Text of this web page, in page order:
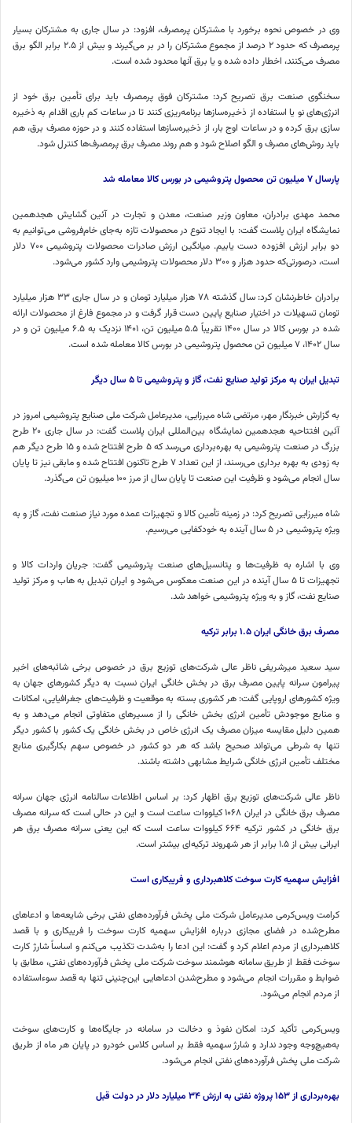
وی در خصوص نحوه برخورد با مشترکان پرمصرف، افزود: در سال جاری به مشترکان بسیار
پرمصرف که حدود ۲ درصد از مجموع مشترکان را در بر می‌گیرند و بیش از ۲.۵ برابر الگو برق
مصرف می‌کنند، اخطار داده شده و یا برق آنها محدود شده است.
سخنگوی صنعت برق تصریح کرد: مشترکان فوق پرمصرف باید برای تأمین برق خود از
انرژی‌های نو یا استفاده از ذخیره‌سازها برنامه‌ریزی کنند تا در ساعات کم باری اقدام به ذخیره
سازی برق کرده و در ساعات اوج بار، از ذخیره‌سازها استفاده کنند و در حوزه مصرف برق، هم
باید روش‌های مصرف و الگو اصلاح شود و هم روند مصرف برق پرمصرف‌ها کنترل شود.
پارسال میلیون تن محصول پتروشیمی در بورس کالا معامله شد
محمد مهدی برادران، معاون وزیر صنعت، معدن و تجارت در آئین گشایش هجدهمین
نمایشگاه ایران پلاست گفت: با ایجاد تنوع در محصولات تازه به‌جای خام‌فروشی می‌توانیم به
دو برابر ارزش افزوده دست یابیم. میانگین ارزش صادرات محصولات پتروشیمی ۷۰۰ دلار
است، درصورتی‌که حدود هزار و ۳۰۰ دلار محصولات پتروشیمی وارد کشور می‌شود.
برادران خاطرنشان کرد: سال گذشته ۷۸ هزار میلیارد تومان و در سال جاری ۳۳ هزار میلیارد
تومان تسهیلات در اختیار صنایع پایین دست قرار گرفت و در مجموع فارغ از محصولات ارائه
شده در بورس کالا در سال ۱۴۰۰ تقریباً ۵.۵ میلیون تن، ۱۴۰۱ نزدیک به ۶.۵ میلیون تن و در
سال ۱۴۰۲، ۷ میلیون تن محصول پتروشیمی در بورس کالا معامله شده است.
تبدیل ایران به مرکز تولید صنایع نفت، گاز و پتروشیمی تا سال دیگر
به گزارش خبرنگار مهر، مرتضی شاه میرزایی، مدیرعامل شرکت ملی صنایع پتروشیمی امروز در
آئین افتتاحیه هجدهمین نمایشگاه بین‌المللی ایران پلاست گفت: در سال جاری ۲۰ طرح
بزرگ در صنعت پتروشیمی به بهره‌برداری می‌رسد که ۵ طرح افتتاح شده و ۱۵ طرح دیگر هم
به زودی به بهره برداری می‌رسند، از این تعداد ۷ طرح تاکنون افتتاح شده و مابقی نیز تا پایان
سال انجام می‌شود و ظرفیت این صنعت تا پایان سال از مرز ۱۰۰ میلیون تن می‌گذرد.
شاه میرزایی تصریح کرد: در زمینه تأمین کالا و تجهیزات عمده مورد نیاز صنعت نفت، گاز و به
ویژه پتروشیمی در ۵ سال آینده به خودکفایی می‌رسیم.
وی با اشاره به ظرفیت‌ها و پتانسیل‌های صنعت پتروشیمی گفت: جریان واردات کالا و
تجهیزات تا ۵ سال آینده در این صنعت معکوس می‌شود و ایران تبدیل به
هاب و مرکز تولید
صنایع نفت، گاز و به ویژه پتروشیمی خواهد شد.
مصرف برق خانگی ایران برابر ترکیه
سید سعید میرشریفیناظر عالی شرکت‌های توزیع برق در خصوص برخی شائبه‌های اخیر
پیرامون سرانه پایین مصرف برق در بخش خانگی ایران نسبت به دیگر کشورهای جهان به
ویژه کشورهای اروپایی گفت: هر کشوری بسته به موقعیت و ظرفیت‌های جغرافیایی، امکانات
و منابع موجودش تأمین انرژی بخش خانگی را از مسیرهای متفاوتی انجام می‌دهد و به
همین دلیل مقایسه میزان مصرف یک انرژی خاص در بخش خانگی یک کشور با کشور دیگر
تنها به شرطی می‌تواند صحیح باشد که هر دو کشور در خصوص سهم بکارگیری منابع
مختلف تأمین انرژی خانگی شرایط مشابهی داشته باشند.
ناظر عالی شرکت‌های توزیع برق اظهار کرد: بر اساس اطلاعات سالنامه انرژی جهان سرانه
مصرف برق خانگی در ایران ۱۰۶۸ کیلووات ساعت است و این در حالی است که سرانه مصرف
برق خانگی در کشور ترکیه ۶۶۴ کیلووات ساعت است که این یعنی سرانه مصرف برق هر
ایرانی بیش از ۱.۵ برابر از هر شهروند ترکیه‌ای بیشتر است.
افزایش سهمیه کارت سوخت کلاهبرداری و فریبکاری است
کرامت ویس‌کرمی مدیرعامل شرکت ملی پخش فرآورده‌های نفتی برخی شایعه‌ها و ادعاهای
مطرح‌شده در فضای مجازی درباره افزایش سهمیه کارت سوخت را فریبکاری و با قصد
کلاهبرداری از مردم اعلام کرد و گفت: این ادعا را به‌شدت تکذیب می‌کنم و اساساً شارژ کارت
سوخت فقط از طریق سامانه هوشمند سوخت شرکت ملی پخش فرآورده‌های نفتی، مطابق با
ضوابط و مقررات انجام می‌شود و مطرح‌شدن ادعاهایی این‌چنینی تنها به قصد سوءاستفاده
از مردم انجام می‌شود.
ویس‌کرمی تأکید کرد: امکان نفوذ و دخالت در سامانه در جایگاه‌ها و کارت‌های سوخت
به‌هیچ‌وجه وجود ندارد و شارژ سهمیه فقط بر اساس کلاس خودرو در پایان هر ماه از طریق
شرکت ملی پخش فرآورده‌های نفتی انجام می‌شود.
بهره‌برداری از پروژه نفتی به ارزش میلیارد دلار در دولت قبل